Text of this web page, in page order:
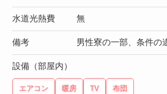
水道光熱費 無
備考 男性寮の一部、条件の
設備（部屋内）
エアコン 暖房 TV 布団